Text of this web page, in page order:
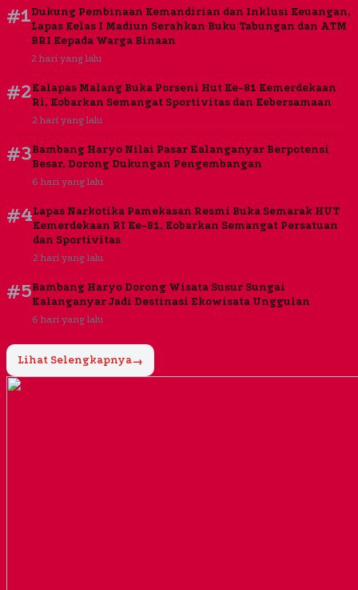
#1Dukung Pembinaan Kemandirian dan Inklusi Keuangan,
Lapas Kelas I Madiun Serahkan Buku Tabungan dan ATM
BRI Kepada Warga Binaan
2 hari yang lalu
#2Kalapas Malang Buka Porseni Hut Ke-81 Kemerdekaan
Ri, Kobarkan Semangat Sportivitas dan Kebersamaan
2 hari yang lalu
#3Bambang Haryo Nilai Pasar Kalanganyar Berpotensi
Besar, Dorong Dukungan Pengembangan
6 hari yang lalu
#4Lapas Narkotika Pamekasan Resmi Buka Semarak HUT
Kemerdekaan RI Ke-81, Kobarkan Semangat Persatuan
dan Sportivitas
2 hari yang lalu
#5Bambang Haryo Dorong Wisata Susur Sungai
Kalanganyar Jadi Destinasi Ekowisata Unggulan
6 hari yang lalu
Lihat Selengkapnya→